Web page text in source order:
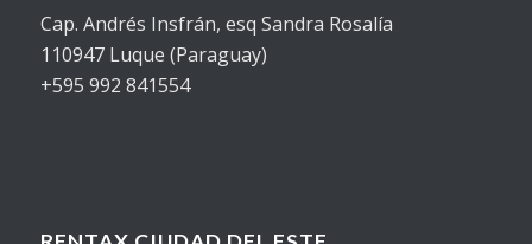
Cap. Andrés Insfrán, esq Sandra Rosalía
110947 Luque (Paraguay)
+595 992 841554